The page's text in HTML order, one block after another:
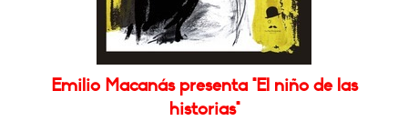
Emilio Macanás presenta "El niño de las
historias"